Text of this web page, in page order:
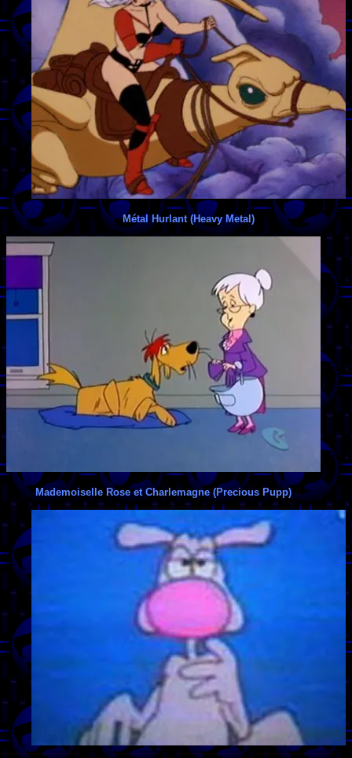
Métal Hurlant (Heavy Metal)
Mademoiselle Rose et Charlemagne (Precious Pupp)